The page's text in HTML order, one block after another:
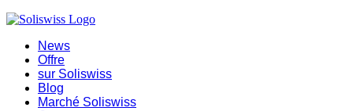
News
Offre
sur Soliswiss
Blog
Marché Soliswiss